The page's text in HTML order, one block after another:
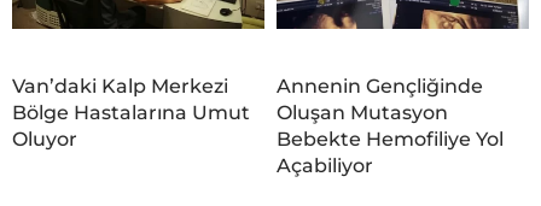
Van’daki Kalp Merkezi
Bölge Hastalarına Umut
Oluyor
Annenin Gençliğinde
Oluşan Mutasyon
Bebekte Hemofiliye Yol
Açabiliyor